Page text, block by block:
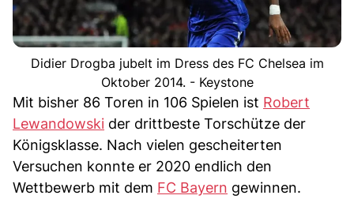
Didier Drogba jubelt im Dress des FC Chelsea im
Oktober 2014. - Keystone
Mit bisher 86 Toren in 106 Spielen ist Robert
Lewandowski der drittbeste Torschütze der
Königsklasse. Nach vielen gescheiterten
Versuchen konnte er 2020 endlich den
Wettbewerb mit dem FC Bayern gewinnen.